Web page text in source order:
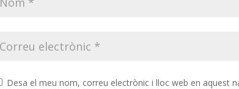
Desa el meu nom, correu electrònic i lloc web en aquest